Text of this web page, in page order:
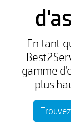
En tant
gamme
plus